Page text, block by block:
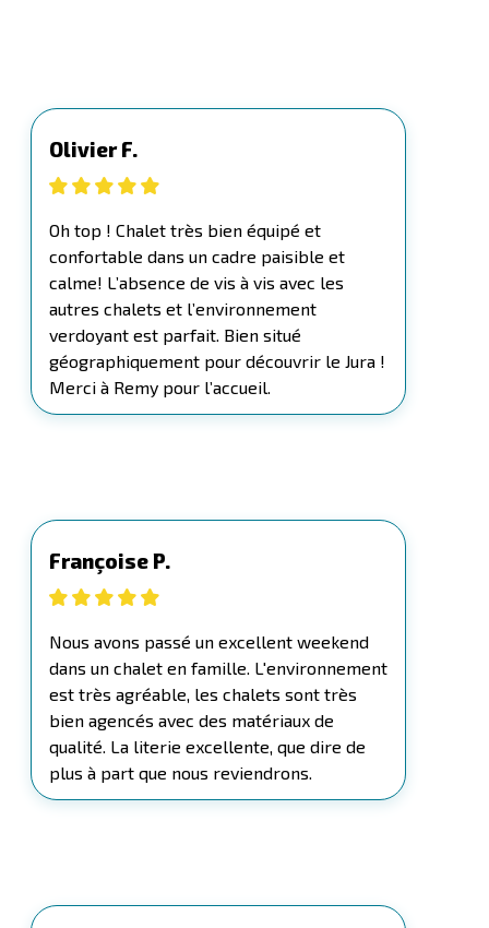
Olivier F.
Oh top ! Chalet très bien équipé et
confortable dans un cadre paisible et
calme! L’absence de vis à vis avec les
autres chalets et l’environnement
verdoyant est parfait. Bien situé
géographiquement pour découvrir le Jura !
Merci à Remy pour l’accueil.
Françoise P.
Nous avons passé un excellent weekend
dans un chalet en famille. L'environnement
est très agréable, les chalets sont très
bien agencés avec des matériaux de
qualité. La literie excellente, que dire de
plus à part que nous reviendrons.